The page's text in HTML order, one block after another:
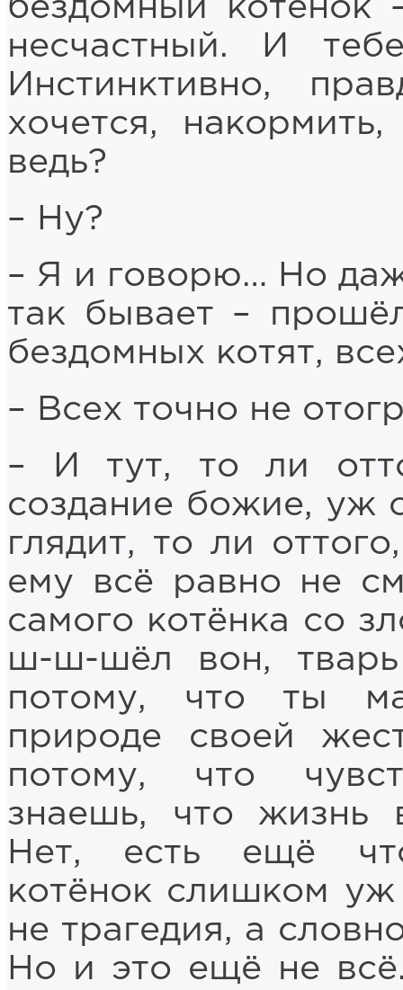
бездомный котёнок
несчастный. И
Инстинктивно,
хочется,
ведь?
– Ну?
– Я и говорю… Но
так бывает –
бездомных котят,
– Всех точно не
– И тут, то ли
создание божие, уж
глядит, то ли
ему всё равно не
самого котёнка со
ш-ш-шёл вон,
потому, что ты
природе своей
потому, что
знаешь, что жизнь
Нет, есть ещё
котёнок слишком
не трагедия, а
Но и это ещё не